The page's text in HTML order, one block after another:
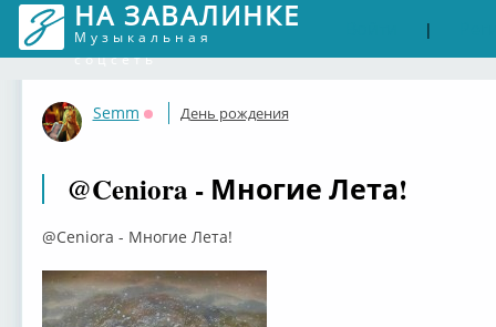
НА ЗАВАЛИНКЕ
Музыкальная
соцсеть
|
Semm
Оффлайн
День рождения
@Ceniora - Многие Лета!
@Ceniora - Многие Лета!